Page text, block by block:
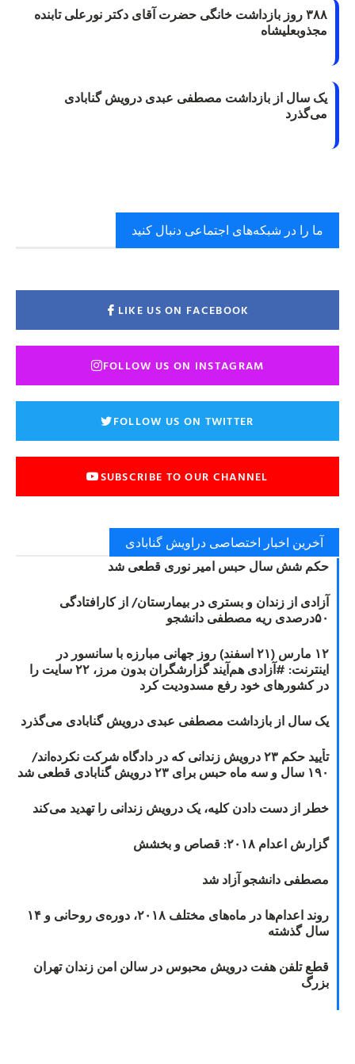
۳۸۸ روز بازداشت خانگی حضرت آقای دکتر نورعلی تابنده
مجذوبعلیشاه
یک سال از بازداشت مصطفی عبدی درویش گنابادی
می‌گذرد
ما را در شبکه‌های اجتماعی دنبال کنید
LIKE US ON FACEBOOK
FOLLOW US ON INSTAGRAM
FOLLOW US ON TWITTER
SUBSCRIBE TO OUR CHANNEL
آخرین اخبار اختصاصی دراویش گنابادی
حکم شش سال حبس امیر نوری قطعی شد
آزادی از زندان و بستری در بیمارستان/ از کارافتادگی
۵۰درصدی ریه مصطفی دانشجو
۱۲ مارس (۲۱ اسفند) روز جهانی مبارزه با سانسور در
اینترنت: #آزادی هم‌آیند گزارشگران‌ بدون مرز، ۲۲ سایت را
در کشورهای خود رفع مسدودیت کرد
یک سال از بازداشت مصطفی عبدی درویش گنابادی می‌گذرد
تأیید حکم ۲۳ درویش زندانی که در دادگاه شرکت نکرده‌اند/
۱۹۰ سال و سه ماه حبس برای ۲۳ درویش گنابادی قطعی شد
خطر از دست دادن کلیه، یک درویش زندانی را تهدید می‌کند
گزارش اعدام ۲۰۱۸: قصاص و بخشش
مصطفی دانشجو آزاد شد
روند اعدام‌ها در ماه‌های مختلف ۲۰۱۸، دوره‌ی روحانی و ۱۴
سال گذشته
قطع تلفن هفت درویش محبوس در سالن امن زندان تهران
بزرگ